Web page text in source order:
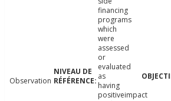
Observation
financing
programs
which
were
assessed
or
evaluated
as
having
positiveimpact